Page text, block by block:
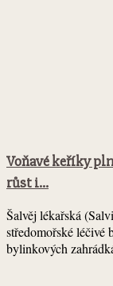
Voňavé keříky
růst i...
Šalvěj lékařská
středomořské léčivé
bylinkových